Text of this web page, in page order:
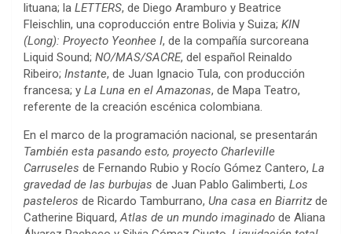
lituana; la LETTERS, de Diego Aramburo y Beatrice
Fleischlin, una coproducción entre Bolivia y Suiza; KIN
(Long): Proyecto Yeonhee I, de la compañía surcoreana
Liquid Sound; NO/MAS/SACRE, del español Reinaldo
Ribeiro; Instante, de Juan Ignacio Tula, con producción
francesa; y La Luna en el Amazonas, de Mapa Teatro,
referente de la creación escénica colombiana.
En el marco de la programación nacional, se presentarán
También esta pasando esto, proyecto Charleville
Carruseles de Fernando Rubio y Rocío Gómez Cantero, La
gravedad de las burbujas de Juan Pablo Galimberti, Los
pasteleros de Ricardo Tamburrano, Una casa en Biarritz de
Catherine Biquard,Atlas de un mundo imaginado de Aliana